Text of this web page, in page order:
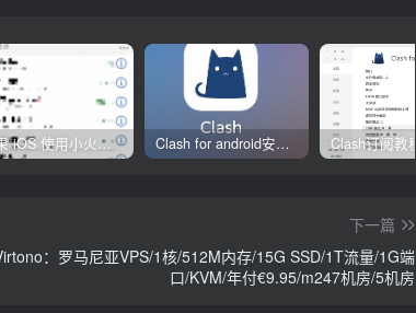
苹果 iOS 使用小火箭(shadowrocket)新手教程 Clash for android安卓客户端保姆级新手使用教程
下一篇
：罗马尼亚VPS/1核/512M内存/15G SSD/1T流量/1G端
口/KVM/年付€9.95/m247机房/5机房